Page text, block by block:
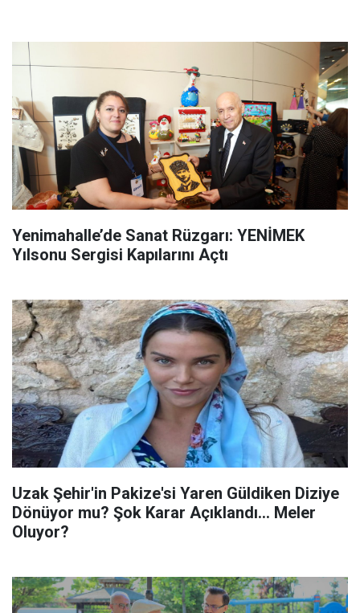
Yenimahalle’de Sanat Rüzgarı: YENİMEK
Yılsonu Sergisi Kapılarını Açtı
Uzak Şehir'in Pakize'si Yaren Güldiken Diziye
Dönüyor mu? Şok Karar Açıklandı... Meler
Oluyor?